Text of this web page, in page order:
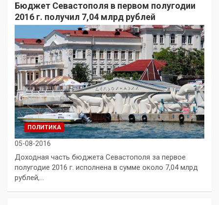
Бюджет Севастополя в первом полугодии
2016 г. получил 7,04 млрд рублей
ПОЛИТИКА
05-08-2016
Доходная часть бюджета Севастополя за первое
полугодие 2016 г. исполнена в сумме около 7,04 млрд
рублей,…